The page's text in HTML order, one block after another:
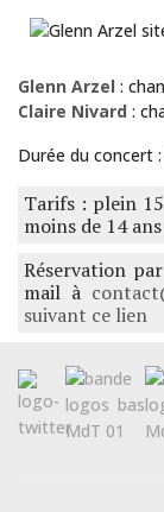
Glenn Arzel :
Claire Nivard :
Durée du concert
Tarifs : plein
moins de 14
Réservation
mail à
suivant ce lien